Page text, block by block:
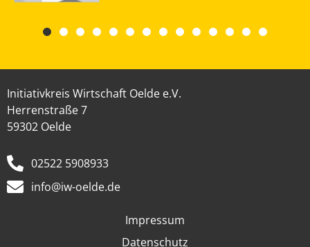
Initiativkreis Wirtschaft Oelde e.V.
Herrenstraße 7
59302 Oelde
02522 5908933
info@iw-oelde.de
Impressum
Datenschutz